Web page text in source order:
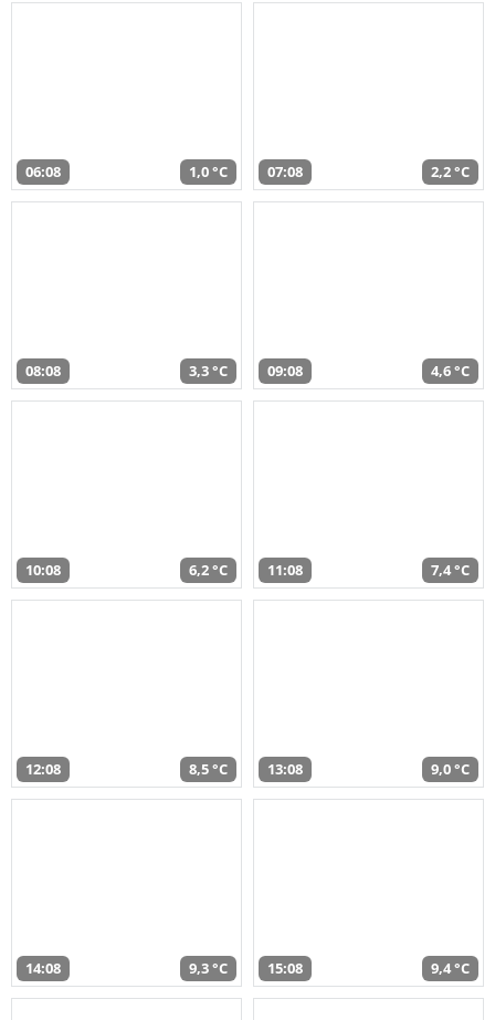
06:08 1,0 °C 07:08 2,2 °C
08:08 3,3 °C 09:08 4,6 °C
10:08 6,2 °C 11:08 7,4 °C
12:08 8,5 °C 13:08 9,0 °C
14:08 9,3 °C 15:08 9,4 °C